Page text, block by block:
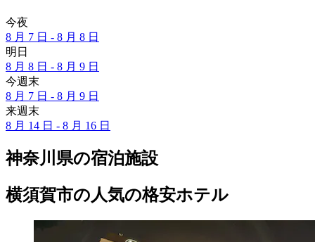
今夜
8 月 7 日 - 8 月 8 日
明日
8 月 8 日 - 8 月 9 日
今週末
8 月 7 日 - 8 月 9 日
来週末
8 月 14 日 - 8 月 16 日
神奈川県の宿泊施設
横須賀市の人気の格安ホテル